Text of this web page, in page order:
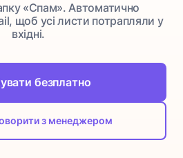
«Спам». Автоматично
щоб усі листи потрапляли у
вхідні.
безплатно
з менеджером